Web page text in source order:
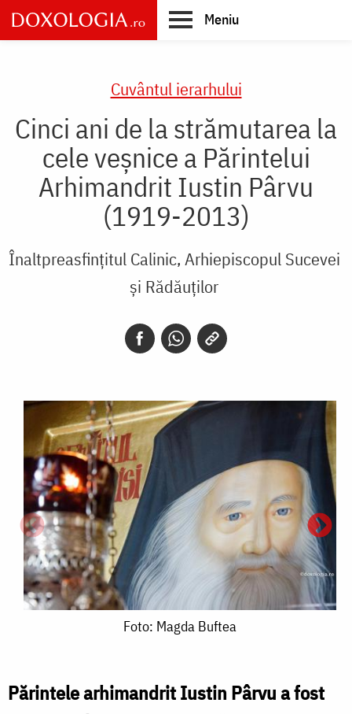
Skip
to
main
Meniu
Cuvântul ierarhului
Cinci ani de la strămutarea la
cele veşnice a Părintelui
Arhimandrit Iustin Pârvu
(1919-2013)
Înaltpreasfințitul Calinic, Arhiepiscopul Sucevei
și Rădăuților
Foto: Magda Buftea
Părintele arhimandrit Iustin Pârvu a fost